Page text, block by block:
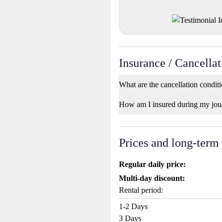
Insurance /
What are the cancellation
How am I insured during my
Prices and long-term
Regular daily price:
Multi-day discount:
Rental period:
1-2 Days
3 Days